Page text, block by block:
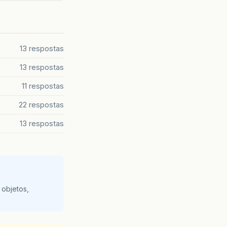
13 respostas
13 respostas
11 respostas
22 respostas
13 respostas